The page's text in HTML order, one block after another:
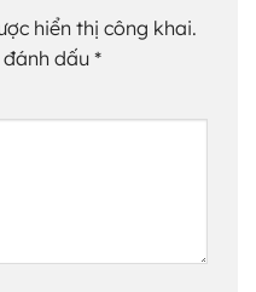
hiển thị công khai.
dấu *